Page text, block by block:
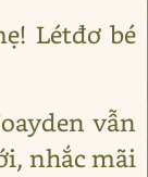
Létđơ bé
vẫn
nhắc mãi